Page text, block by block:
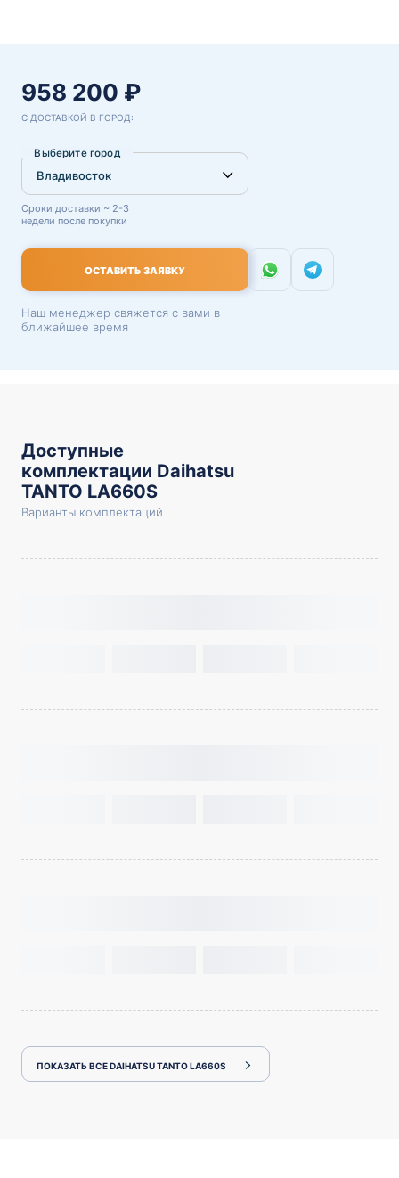
958 200 ₽
С ДОСТАВКОЙ В ГОРОД:
Выберите город
Сроки доставки ~ 2-3
недели после покупки
ОСТАВИТЬ ЗАЯВКУ
Наш менеджер свяжется с вами в
ближайшее время
Доступные
комплектации Daihatsu
TANTO LA660S
Варианты комплектаций
ПОКАЗАТЬ ВСЕ DAIHATSU TANTO LA660S